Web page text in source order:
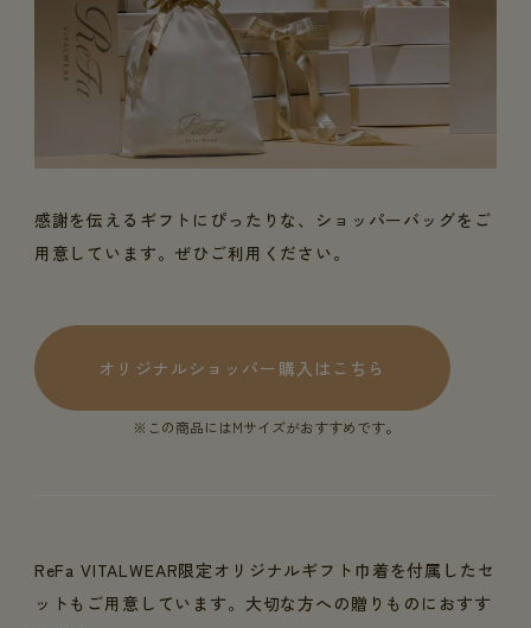
感謝を伝えるギフトにぴったりな、ショッパーバッグをご
用意しています。ぜひご利用ください。
オリジナルショッパー購入はこちら
※この商品にはMサイズがおすすめです。
ReFa VITALWEAR限定オリジナルギフト巾着を付属したセ
ットもご用意しています。大切な方への贈りものにおすす